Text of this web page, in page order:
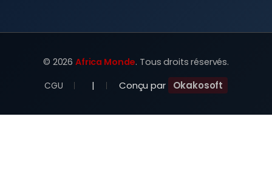
© 2026 Africa Monde. Tous droits réservés.
CGU | Conçu par Okakosoft